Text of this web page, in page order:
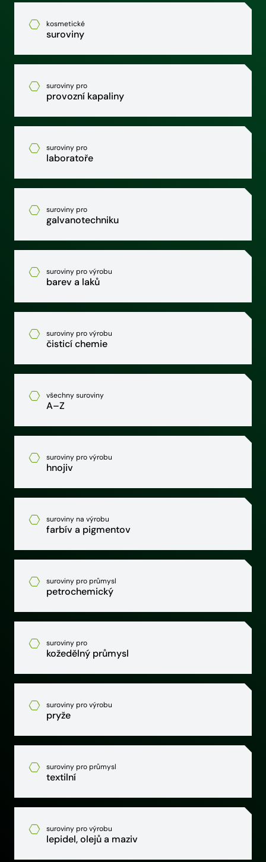
kosmetické
suroviny
suroviny pro
provozní kapaliny
suroviny pro
laboratoře
suroviny pro
galvanotechniku
suroviny pro výrobu
barev a laků
suroviny pro výrobu
čisticí chemie
všechny suroviny
A–Z
suroviny pro výrobu
hnojiv
suroviny na výrobu
farbív a pigmentov
suroviny pro průmysl
petrochemický
suroviny pro
kožedělný průmysl
suroviny pro výrobu
pryže
suroviny pro průmysl
textilní
suroviny pro výrobu
lepidel, olejů a maziv